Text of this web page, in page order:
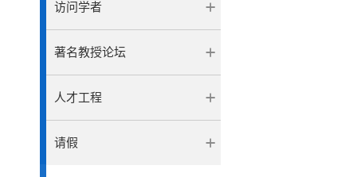
访问学者
著名教授论坛
人才工程
请假